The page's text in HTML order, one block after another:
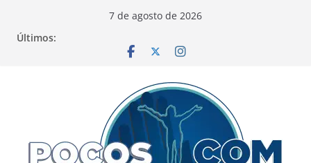
7 de agosto de 2026
Últimos: